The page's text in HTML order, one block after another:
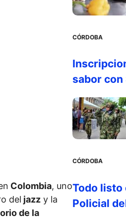
Colombia, uno
del jazz y la
de la
CÓRDOBA
sabor con
CÓRDOBA
Todo listo
Policial